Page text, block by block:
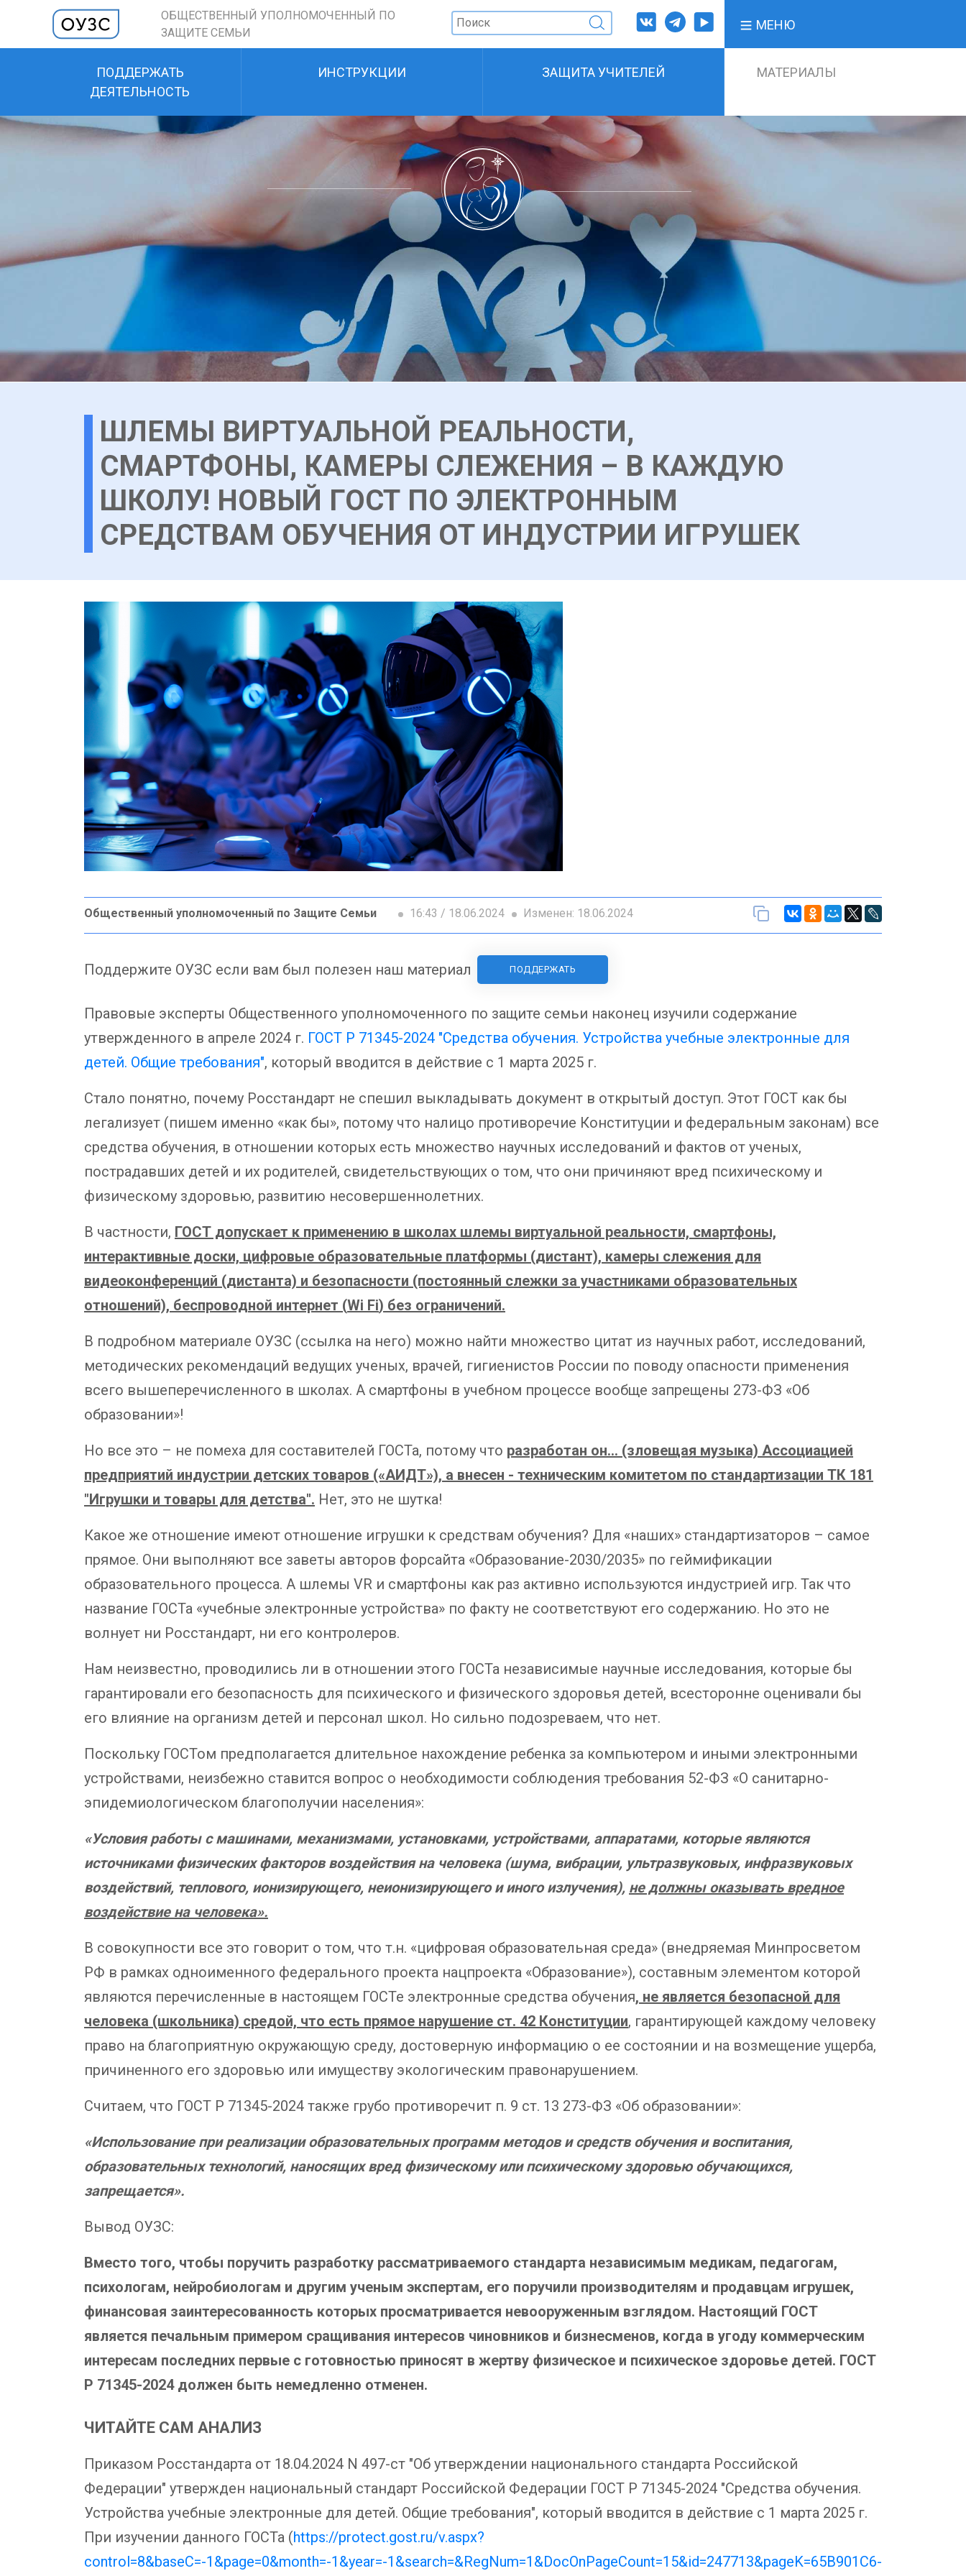
ОБЩЕСТВЕННЫЙ УПОЛНОМОЧЕННЫЙ ПО
ЗАЩИТЕ СЕМЬИ
МЕНЮ
ПОДДЕРЖАТЬ
ДЕЯТЕЛЬНОСТЬ
ИНСТРУКЦИИ ЗАЩИТА УЧИТЕЛЕЙ МАТЕРИАЛЫ
ШЛЕМЫ ВИРТУАЛЬНОЙ РЕАЛЬНОСТИ,
СМАРТФОНЫ, КАМЕРЫ СЛЕЖЕНИЯ – В КАЖДУЮ
ШКОЛУ! НОВЫЙ ГОСТ ПО ЭЛЕКТРОННЫМ
СРЕДСТВАМ ОБУЧЕНИЯ ОТ ИНДУСТРИИ ИГРУШЕК
Общественный уполномоченный по Защите Семьи 16:43 / 18.06.2024 Изменен: 18.06.2024
Поддержите ОУЗС если вам был полезен наш материал ПОДДЕРЖАТЬ
Правовые эксперты Общественного уполномоченного по защите семьи наконец изучили содержание
утвержденного в апреле 2024 г. ГОСТ Р 71345-2024 "Средства обучения. Устройства учебные электронные для
детей. Общие требования", который вводится в действие с 1 марта 2025 г.
Стало понятно, почему Росстандарт не спешил выкладывать документ в открытый доступ. Этот ГОСТ как бы
легализует (пишем именно «как бы», потому что налицо противоречие Конституции и федеральным законам) все
средства обучения, в отношении которых есть множество научных исследований и фактов от ученых,
пострадавших детей и их родителей, свидетельствующих о том, что они причиняют вред психическому и
физическому здоровью, развитию несовершеннолетних.
В частности, ГОСТ допускает к применению в школах шлемы виртуальной реальности, смартфоны,
интерактивные доски, цифровые образовательные платформы (дистант), камеры слежения для
видеоконференций (дистанта) и безопасности (постоянный слежки за участниками образовательных
отношений), беспроводной интернет (Wi Fi) без ограничений.
В подробном материале ОУЗС (ссылка на него) можно найти множество цитат из научных работ, исследований,
методических рекомендаций ведущих ученых, врачей, гигиенистов России по поводу опасности применения
всего вышеперечисленного в школах. А смартфоны в учебном процессе вообще запрещены 273-ФЗ «Об
образовании»!
Но все это – не помеха для составителей ГОСТа, потому что разработан он… (зловещая музыка) Ассоциацией
предприятий индустрии детских товаров («АИДТ»), а внесен - техническим комитетом по стандартизации ТК 181
"Игрушки и товары для детства". Нет, это не шутка!
Какое же отношение имеют отношение игрушки к средствам обучения? Для «наших» стандартизаторов – самое
прямое. Они выполняют все заветы авторов форсайта «Образование-2030/2035» по геймификации
образовательного процесса. А шлемы VR и смартфоны как раз активно используются индустрией игр. Так что
название ГОСТа «учебные электронные устройства» по факту не соответствуют его содержанию. Но это не
волнует ни Росстандарт, ни его контролеров.
Нам неизвестно, проводились ли в отношении этого ГОСТа независимые научные исследования, которые бы
гарантировали его безопасность для психического и физического здоровья детей, всесторонне оценивали бы
его влияние на организм детей и персонал школ. Но сильно подозреваем, что нет.
Поскольку ГОСТом предполагается длительное нахождение ребенка за компьютером и иными электронными
устройствами, неизбежно ставится вопрос о необходимости соблюдения требования 52-ФЗ «О санитарно-
эпидемиологическом благополучии населения»:
«Условия работы с машинами, механизмами, установками, устройствами, аппаратами, которые являются
источниками физических факторов воздействия на человека (шума, вибрации, ультразвуковых, инфразвуковых
воздействий, теплового, ионизирующего, неионизирующего и иного излучения), не должны оказывать вредное
воздействие на человека».
В совокупности все это говорит о том, что т.н. «цифровая образовательная среда» (внедряемая Минпросветом
РФ в рамках одноименного федерального проекта нацпроекта «Образование»), составным элементом которой
являются перечисленные в настоящем ГОСТе электронные средства обучения, не является безопасной для
человека (школьника) средой, что есть прямое нарушение ст. 42 Конституции, гарантирующей каждому человеку
право на благоприятную окружающую среду, достоверную информацию о ее состоянии и на возмещение ущерба,
причиненного его здоровью или имуществу экологическим правонарушением.
Считаем, что ГОСТ Р 71345-2024 также грубо противоречит п. 9 ст. 13 273-ФЗ «Об образовании»:
«Использование при реализации образовательных программ методов и средств обучения и воспитания,
образовательных технологий, наносящих вред физическому или психическому здоровью обучающихся,
запрещается».
Вывод ОУЗС:
Вместо того, чтобы поручить разработку рассматриваемого стандарта независимым медикам, педагогам,
психологам, нейробиологам и другим ученым экспертам, его поручили производителям и продавцам игрушек,
финансовая заинтересованность которых просматривается невооруженным взглядом. Настоящий ГОСТ
является печальным примером сращивания интересов чиновников и бизнесменов, когда в угоду коммерческим
интересам последних первые с готовностью приносят в жертву физическое и психическое здоровье детей. ГОСТ
Р 71345-2024 должен быть немедленно отменен.
ЧИТАЙТЕ САМ АНАЛИЗ
Приказом Росстандарта от 18.04.2024 N 497-ст "Об утверждении национального стандарта Российской
Федерации" утвержден национальный стандарт Российской Федерации ГОСТ Р 71345-2024 "Средства обучения.
Устройства учебные электронные для детей. Общие требования", который вводится в действие с 1 марта 2025 г.
При изучении данного ГОСТа (https://protect.gost.ru/v.aspx?
control=8&baseC=-1&page=0&month=-1&year=-1&search=&RegNum=1&DocOnPageCount=15&id=247713&pageK=65B901C6-